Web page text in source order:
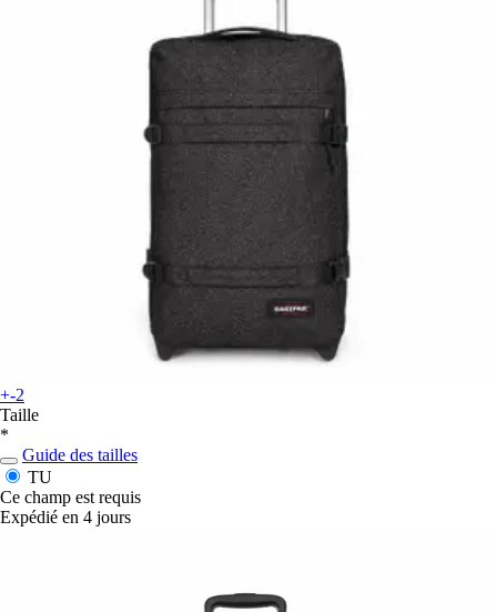
+-2
Taille
*
Guide des tailles
TU
Ce champ est requis
Expédié en 4 jours